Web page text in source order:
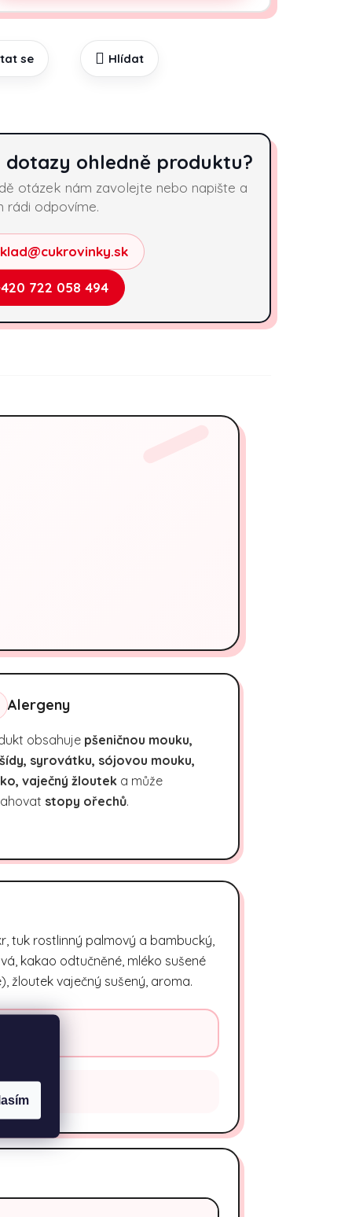
se Hlídat
dotazy ohledně produktu?
otázek nám zavolejte nebo napište a
rádi odpovíme.
722 058 494
Alergeny
obsahuje pšeničnou mouku,
syrovátku, sójovou mouku,
vaječný žlouteka může
stopy ořechů.
tuk rostlinný palmový a bambucký,
kakao odtučněné, mléko sušené
žloutek vaječný sušený, aroma.